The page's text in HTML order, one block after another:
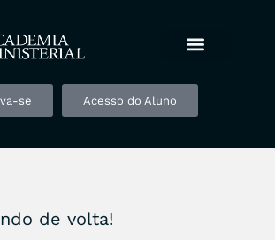
se Acesso do Aluno
de volta!